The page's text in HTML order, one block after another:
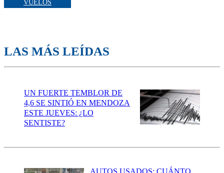
VUELOS
LAS MÁS LEÍDAS
UN FUERTE TEMBLOR DE
4,6 SE SINTIÓ EN MENDOZA
ESTE JUEVES: ¿LO
SENTISTE?
AUTOS USADOS: CUÁNTO